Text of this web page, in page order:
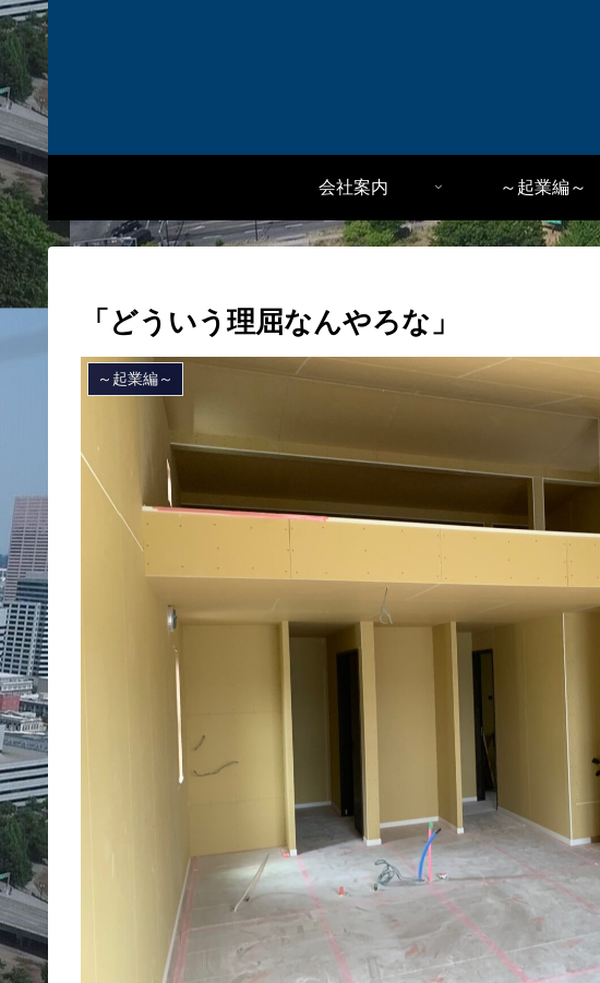
会社案内 ～起業編～
「どういう理屈なんやろな」
～起業編～